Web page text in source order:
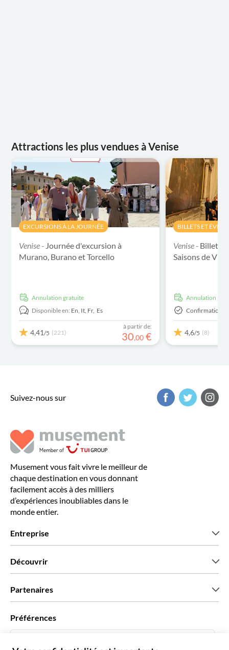
Attractions les plus vendues à Venise
EXCURSIONS À LA JOURNÉE
Venise - Journée d'excursion à
Murano, Burano et Torcello
Annulation gratuite
Disponible en: En, It, Fr, Es
4,41/5 (221)
à partir de:
30,00 €
BILLETS ET
Venise - Billets
Saisons de
Annulation
Confirmation
4,6/5 (8)
Suivez-nous sur
Musement vous fait vivre le meilleur de
chaque destination en vous donnant
facilement accès à des milliers
d’expériences inoubliables dans le
monde entier.
Entreprise
Découvrir
Partenaires
Préférences
Français